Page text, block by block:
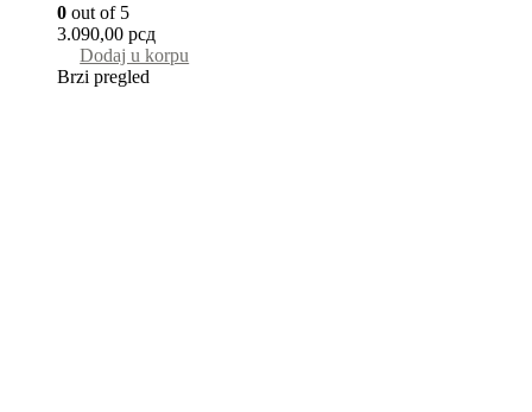
0 out of 5
3.090,00 рсд
Dodaj u korpu
Brzi pregled